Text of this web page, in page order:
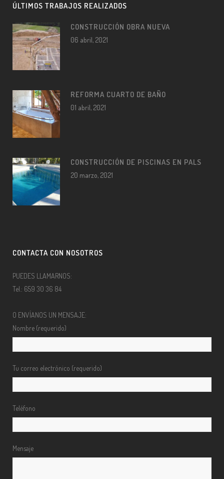
ÚLTIMOS TRABAJOS REALIZADOS
CONSTRUCCIÓN OBRA NUEVA
06 abril, 2021
REFORMA CUARTO DE BAÑO
01 abril, 2021
CONSTRUCCIÓN DE PISCINAS EN PALS
20 marzo, 2021
CONTACTA CON NOSOTROS
PUEDES LLAMARNOS:
Tel.: 659 30 36 84
O ENVÍANOS UN MENSAJE:
Nombre (requerido)
Tu correo electrónico (requerido)
Teléfono
Mensaje